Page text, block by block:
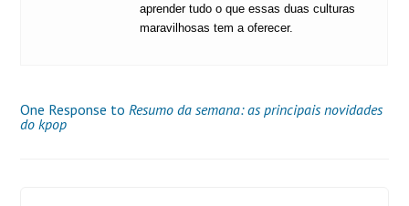
aprender tudo o que essas duas culturas
maravilhosas tem a oferecer.
One Response to Resumo da semana: as principais novidades
do kpop